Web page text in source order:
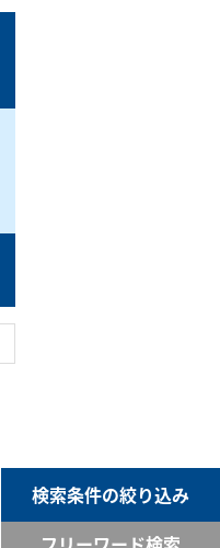
検索条件の絞り込み